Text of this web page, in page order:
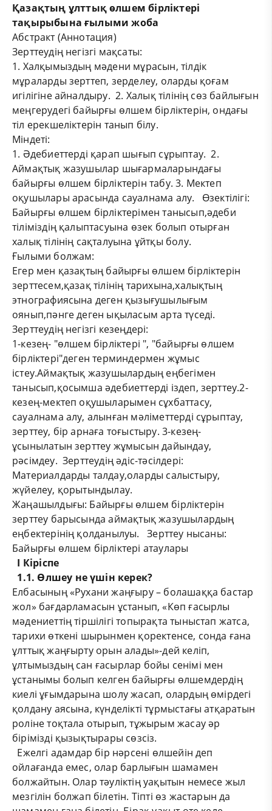
Қазақтың ұлттық өлшем бірліктері
тақырыбына ғылыми жоба
Абстракт (Аннотация)
Зерттеудің негізгі мақсаты:
1. Халқымыздың мәдени мұрасын, тілдік
мұраларды зерттеп, зерделеу, оларды қоғам
игілігіне айналдыру. 2. Халық тілінің сөз байлығын
меңгерудегі байырғы өлшем бірліктерін, ондағы
тіл ерекшеліктерін танып білу.
Міндеті:
1. Әдебиеттерді қарап шығып сұрыптау. 2.
Аймақтық жазушылар шығармаларындағы
байырғы өлшем бірліктерін табу. 3. Мектеп
оқушылары арасында сауалнама алу. Өзектілігі:
Байырғы өлшем бірліктерімен танысып,әдеби
тіліміздің қалыптасуына өзек болып отырған
халық тілінің сақталуына ұйтқы болу.
Ғылыми болжам:
Егер мен қазақтың байырғы өлшем бірліктерін
зерттесем,қазақ тілінің тарихына,халықтың
этнографиясына деген қызығушылығым
оянып,пәнге деген ықыласым арта түседі.
Зерттеудің негізгі кезеңдері:
1-кезең- "өлшем бірліктері ", "байырғы өлшем
бірліктері"деген терминдермен жұмыс
істеу.Аймақтық жазушылардың еңбегімен
танысып,қосымша әдебиеттерді іздеп, зерттеу.2-
кезең-мектеп оқушыларымен сұхбаттасу,
сауалнама алу, алынған мәліметтерді сұрыптау,
зерттеу, бір арнаға тоғыстыру. 3-кезең-
ұсынылатын зерттеу жұмысын дайындау,
рәсімдеу. Зерттеудің әдіс-тәсілдері:
Материалдарды талдау,оларды салыстыру,
жүйелеу, қорытындылау.
Жаңашылдығы: Байырғы өлшем бірліктерін
зерттеу барысында аймақтық жазушылардың
еңбектерінің қолданылуы. Зерттеу нысаны:
Байырғы өлшем бірліктері атаулары
I Кіріспе
1.1. Өлшеу не үшін керек?
Елбасының «Рухани жаңғыру – болашаққа бастар
жол» бағдарламасын ұстанып, «Көп ғасырлы
мәдениеттің тіршілігі топырақта тыныстап жатса,
тарихи өткені шырынмен қоректенсе, сонда ғана
ұлттық жаңғырту орын алады»-дей келіп,
ұлтымыздың сан ғасырлар бойы сенімі мен
ұстанымы болып келген байырғы өлшемдердің
киелі ұғымдарына шолу жасап, олардың өмірдегі
қолдану аясына, күнделікті тұрмыстағы атқаратын
роліне тоқтала отырып, тұжырым жасау әр
бірімізді қызықтырары сөзсіз.
Ежелгі адамдар бір нәрсені өлшейін деп
ойлағанда емес, олар барлығын шамамен
болжайтын. Олар тәуліктің уақытын немесе жыл
мезгілін болжап білетін. Тіпті өз жастарын да